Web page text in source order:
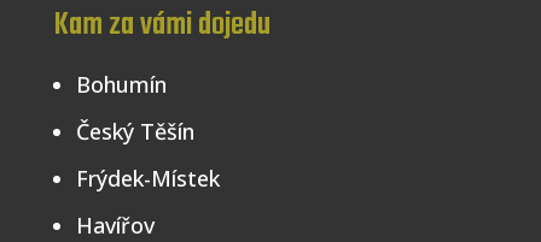
Kam za vámi dojedu
Bohumín
Český Těšín
Frýdek-Místek
Havířov